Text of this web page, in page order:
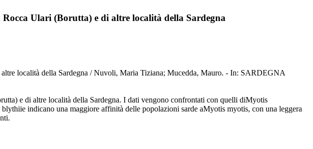
Ulari (Borutta) e di altre località della Sardegna
località della Sardegna / Nuvoli, Maria Tiziana; Mucedda, Mauro. - In: SARDEGNA
e di altre località della Sardegna. I dati vengono confrontati con quelli diMyotis
indicano una maggiore affinità delle popolazioni sarde aMyotis myotis, con una leggera